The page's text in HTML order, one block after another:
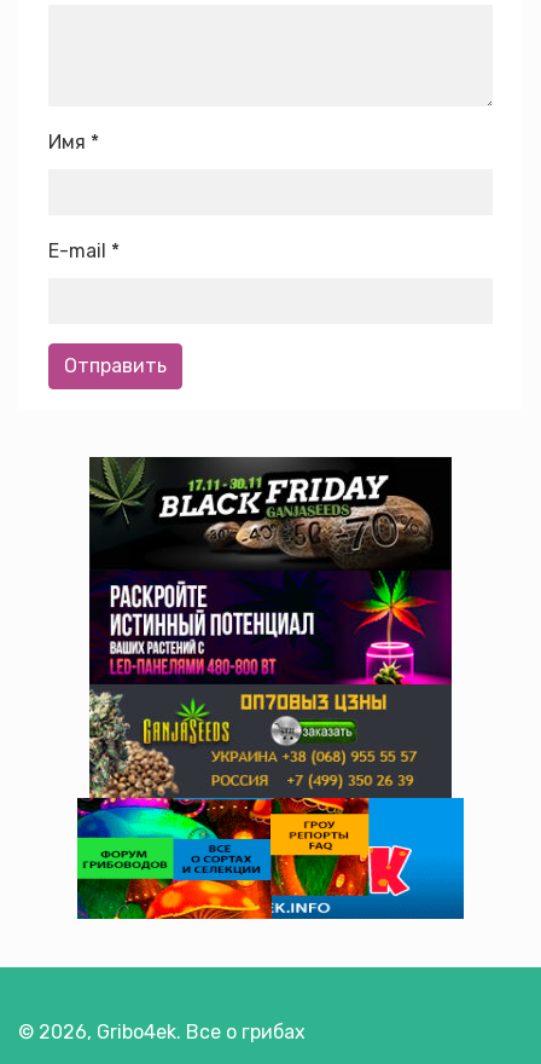
Имя *
E-mail *
© 2026, Gribo4ek. Все о грибах